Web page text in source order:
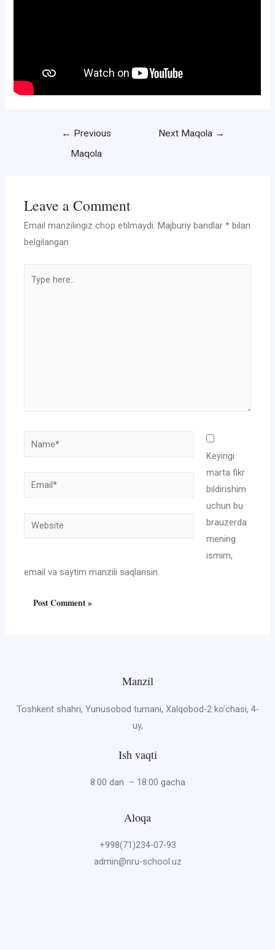
← Previous
Maqola
Next Maqola →
Leave a Comment
Email manzilingiz chop etilmaydi. Majburiy bandlar* bilan
belgilangan
here..
Name*
Email*
Website
Keyingi
marta fikr
bildirishim
uchun bu
brauzerda
mening
ismim,
email va saytim manzili saqlansin.
Manzil
Toshkent shahri, Yunusobod tumani, Xalqobod-2 ko’chasi, 4-
uy,
Ish vaqti
8:00 dan – 18:00 gacha
Aloqa
+998(71)234-07-93
admin@nru-school.uz